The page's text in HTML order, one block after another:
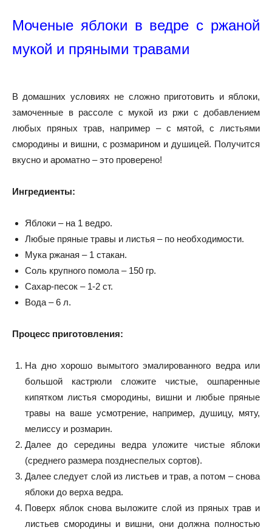
Моченые яблоки в ведре с ржаной
мукой и пряными травами
В домашних условиях не сложно приготовить и яблоки,
замоченные в рассоле с мукой из ржи с добавлением
любых пряных трав, например – с мятой, с листьями
смородины и вишни, с розмарином и душицей. Получится
вкусно и ароматно – это проверено!
Ингредиенты:
Яблоки – на 1 ведро.
Любые пряные травы и листья – по необходимости.
Мука ржаная – 1 стакан.
Соль крупного помола – 150 гр.
Сахар-песок – 1-2 ст.
Вода – 6 л.
Процесс приготовления:
На дно хорошо вымытого эмалированного ведра или
большой кастрюли сложите чистые, ошпаренные
кипятком листья смородины, вишни и любые пряные
травы на ваше усмотрение, например, душицу, мяту,
мелиссу и розмарин.
Далее до середины ведра уложите чистые яблоки
(среднего размера позднеспелых сортов).
Далее следует слой из листьев и трав, а потом – снова
яблоки до верха ведра.
Поверх яблок снова выложите слой из пряных трав и
листьев смородины и вишни, они должна полностью